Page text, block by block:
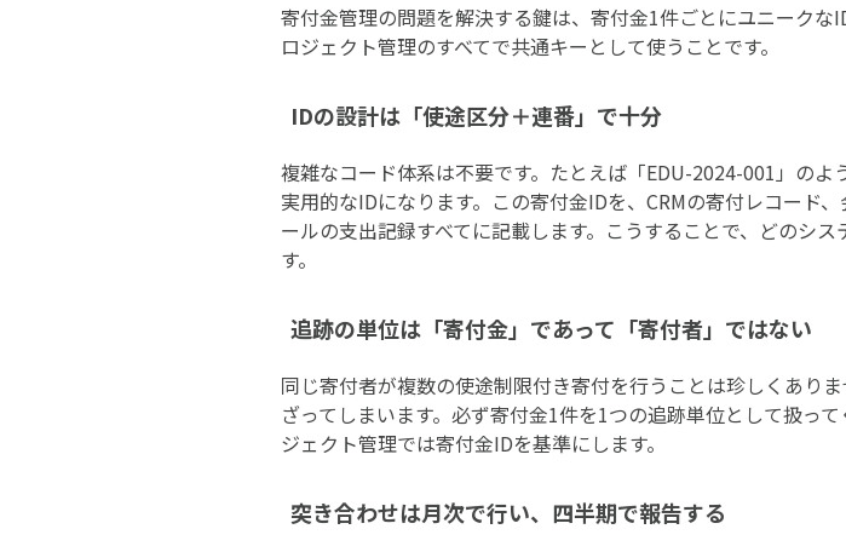
寄付金管理の問題を解決する鍵は、寄付金1件ごとにユニーク
ロジェクト管理のすべてで共通キーとして使うことです。
IDの設計は「使途区分＋連番」で十分
複雑なコード体系は不要です。たとえば「EDU-2024-001」の
実用的なIDになります。この寄付金IDを、CRMの寄付レコード
ールの支出記録すべてに記載します。こうすることで、どのシ
す。
追跡の単位は「寄付金」であって「寄付者」ではない
同じ寄付者が複数の使途制限付き寄付を行うことは珍しくあり
ざってしまいます。必ず寄付金1件を1つの追跡単位として扱っ
ジェクト管理では寄付金IDを基準にします。
突き合わせは月次で行い、四半期で報告する